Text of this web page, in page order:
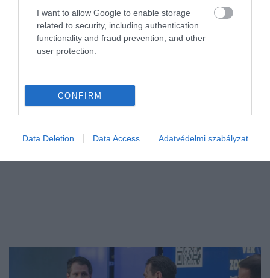
I want to allow Google to enable storage
related to security, including authentication
functionality and fraud prevention, and other
user protection.
CONFIRM
Data Deletion Data Access Adatvédelmi szabályzat
Na jó, a félmillió kerekített szám, egészen pontosan 491 ezer 300
használt személygépkocsi került új tulajdonoshoz az első
félévben, ami 5,8 százalékkal múlja felül a tavalyi azonos